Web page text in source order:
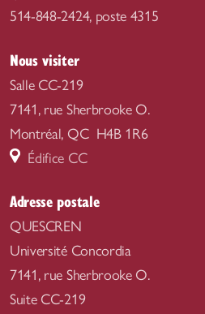
514-848-2424, poste 4315
Nous visiter
Salle CC-219
7141, rue Sherbrooke O.
Montréal, QC H4B 1R6
Édifice CC
Adresse postale
QUESCREN
Université Concordia
7141, rue Sherbrooke O.
Suite CC-219